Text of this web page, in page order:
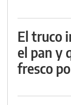
El truco
el pan y
fresco